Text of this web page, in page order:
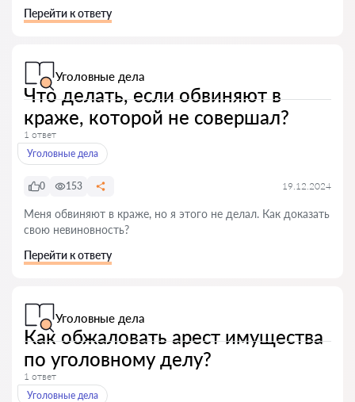
Перейти к ответу
Уголовные дела
Что делать, если обвиняют в
краже, которой не совершал?
1 ответ
Уголовные дела
0 153 19.12.2024
Меня обвиняют в краже, но я этого не делал. Как доказать
свою невиновность?
Перейти к ответу
Уголовные дела
Как обжаловать арест имущества
по уголовному делу?
1 ответ
Уголовные дела